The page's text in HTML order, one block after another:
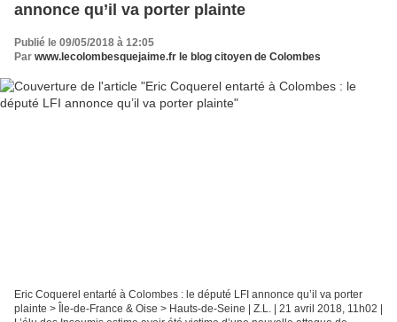
annonce qu’il va porter plainte
Publié le 09/05/2018 à 12:05
Par www.lecolombesquejaime.fr le blog citoyen de Colombes
Eric Coquerel entarté à Colombes : le député LFI annonce qu’il va porter
plainte > Île-de-France & Oise > Hauts-de-Seine | Z.L. | 21 avril 2018, 11h02 |